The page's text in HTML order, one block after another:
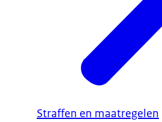
Straffen en maatregelen